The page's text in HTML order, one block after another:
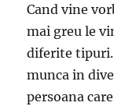
Cand vine
mai greu le
diferite tipuri.
munca in
persoana